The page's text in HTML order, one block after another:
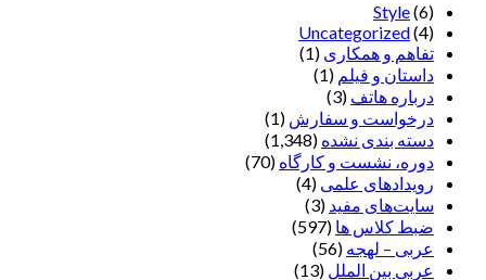
Style(6)
Uncategorized(4)
تفاهم و همکاری (1)
داستان و فیلم (1)
درباره هاتف (3)
درخواست و سفارش (1)
دسته بندی نشده (1,348)
دوره، نشست و کارگاه (70)
رویدادهای علمی (4)
سایت‌های مفید (3)
ضبط کلاس ها (597)
عربی – لهجه (56)
عربی بین الملل (13)